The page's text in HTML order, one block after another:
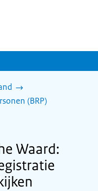
(BRP)
Waard: